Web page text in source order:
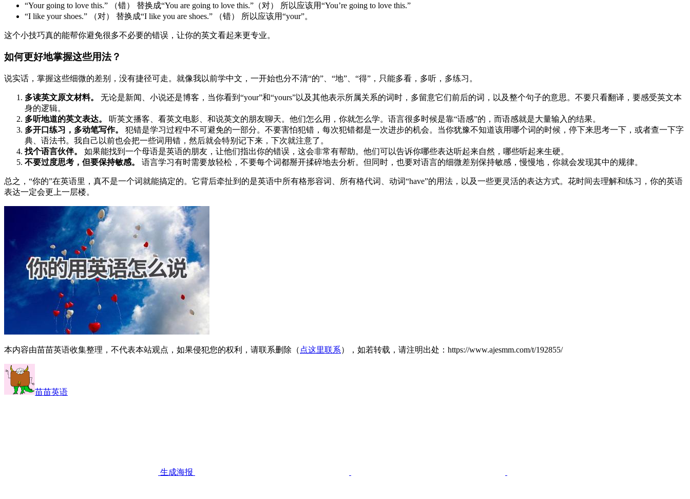
“Your going to love this.” （错） 替换成“You are going to love this.”（对） 所以应该用“You’re going to love this.”
“I like your shoes.” （对） 替换成“I like you are shoes.” （错） 所以应该用“your”。
这个小技巧真的能帮你避免很多不必要的错误，让你的英文看起来更专业。
如何更好地掌握这些用法？
说实话，掌握这些细微的差别，没有捷径可走。就像我以前学中文，一开始也分不清“的”、“地”、“得”，只能多看，多听，多练习。
多读英文原文材料。
无论是新闻、小说还是博客，当你看到“your”和“yours”以及其他表示所属关系的词时，多留意它们前后的词，以及整个句子的意思。不要只看翻译，要感受英文本
身的逻辑。
多听地道的英文表达。
听英文播客、看英文电影、和说英文的朋友聊天。他们怎么用，你就怎么学。语言很多时候是靠“语感”的，而语感就是大量输入的结果。
多开口练习，多动笔写作。
犯错是学习过程中不可避免的一部分。不要害怕犯错，每次犯错都是一次进步的机会。当你犹豫不知道该用哪个词的时候，停下来思考一下，或者查一下字
典、语法书。我自己以前也会把一些词用错，然后就会特别记下来，下次就注意了。
找个语言伙伴。
如果能找到一个母语是英语的朋友，让他们指出你的错误，这会非常有帮助。他们可以告诉你哪些表达听起来自然，哪些听起来生硬。
不要过度思考，但要保持敏感。
语言学习有时需要放轻松，不要每个词都掰开揉碎地去分析。但同时，也要对语言的细微差别保持敏感，慢慢地，你就会发现其中的规律。
总之，“你的”在英语里，真不是一个词就能搞定的。它背后牵扯到的是英语中所有格形容词、所有格代词、动词“have”的用法，以及一些更灵活的表达方式。花时间去理解和练习，你的英语
表达一定会更上一层楼。
本内容由苗苗英语收集整理，不代表本站观点，如果侵犯您的权利，请联系删除（ 点这里联系），如若转载，请注明出处：https://www.ajesmm.com/t/192855/
苗苗英语
生成海报